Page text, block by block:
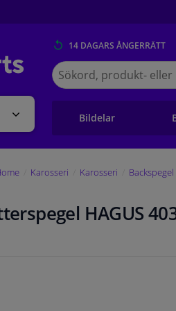
14 DAGARS ÅNGERRÄTT
Sök
på
Winparts.se
Bildelar
Karosseri Karosseri Backspegel
HAGUS